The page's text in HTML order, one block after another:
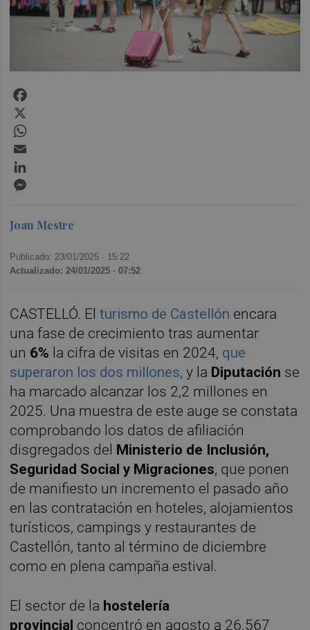
Joan Mestre
Publicado: 23/01/2025 · 15:22
Actualizado: 24/01/2025 · 07:52
CASTELLÓ. Elturismo de Castellón encara
una fase de crecimiento tras aumentar
un 6% la cifra de visitas en 2024, que
superaron los dos millones, y la Diputación se
ha marcado alcanzar los 2,2 millones en
2025. Una muestra de este auge se constata
comprobando los datos de afiliación
disgregados del Ministerio de Inclusión,
Seguridad Social y Migraciones, que ponen
de manifiesto un incremento el pasado año
en las contratación en hoteles, alojamientos
turísticos, campings y restaurantes de
Castellón, tanto al término de diciembre
como en plena campaña estival.
El sector de la hostelería
provincial concentró en agosto a 26.567